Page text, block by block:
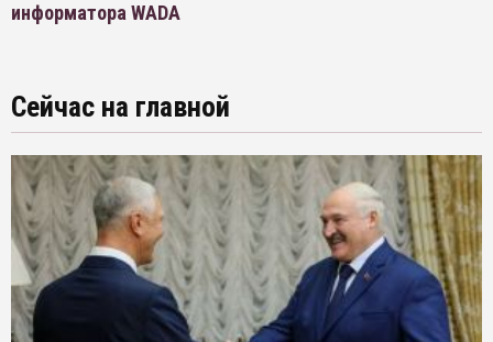
информатора WADA
Сейчас на главной